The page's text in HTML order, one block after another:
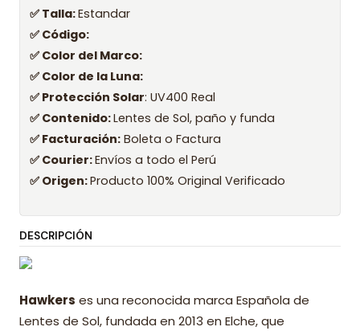
✅ Talla:Estandar
✅ Código:
✅ Color del Marco:
✅ Color de la Luna:
✅ Protección Solar: UV400 Real
✅ Contenido:Lentes de Sol, paño y funda
✅ Facturación: Boleta o Factura
✅ Courier:Envíos a todo el Perú
✅ Origen:Producto 100% Original Verificado
DESCRIPCIÓN
Hawkers es una reconocida marca Española de
Lentes de Sol, fundada en 2013 en Elche, que